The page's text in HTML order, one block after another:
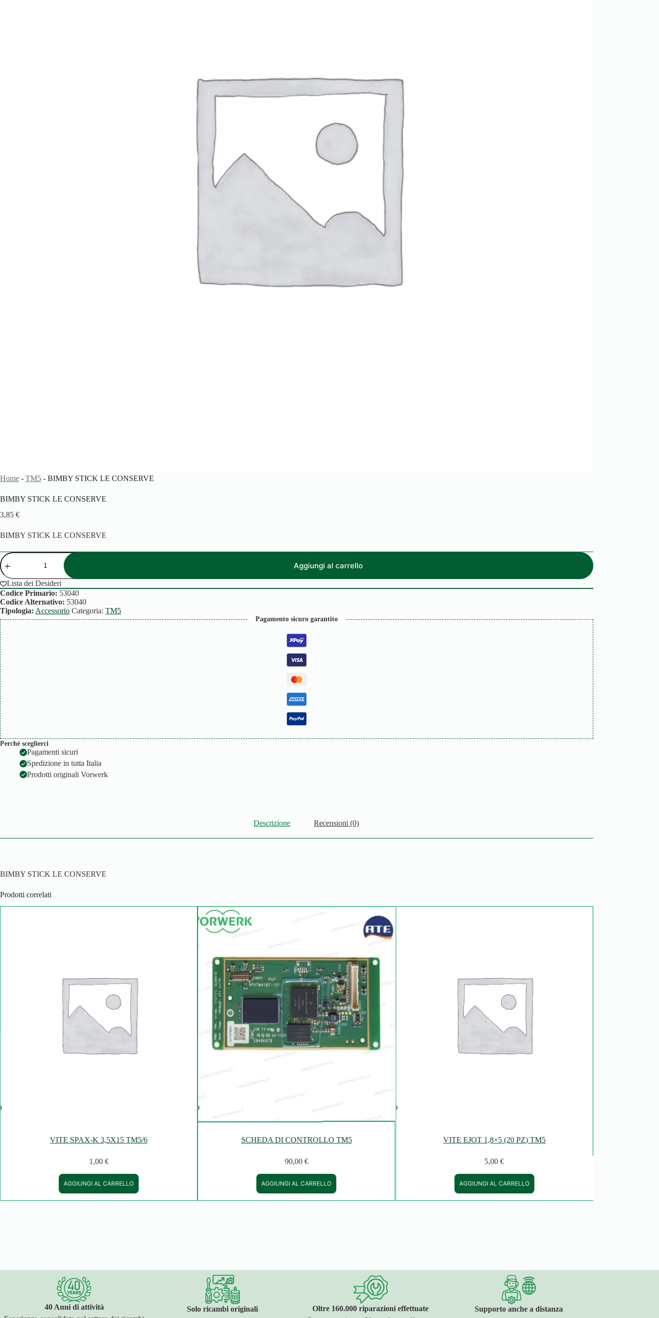
Home - TM5 - BIMBY STICK LE CONSERVE
BIMBY STICK LE CONSERVE
3,85 €
BIMBY STICK LE CONSERVE
BIMBY
STICK
LE
CONSERVE
quantità
Aggiungi al carrello
Lista dei Desideri
Codice Primario: 53040
Codice Alternativo: 53040
Tipologia: Accessorio Categoria: TM5
Pagamento sicuro garantito
Perché sceglierci
Pagamenti sicuri
Spedizione in tutta Italia
Prodotti originali Vorwerk
Descrizione Recensioni (0)
BIMBY STICK LE CONSERVE
Prodotti correlati
VITE SPAX-K 3,5X15 TM5/6
1,00 €
AGGIUNGI AL CARRELLO
SCHEDA DI CONTROLLO TM5
90,00 €
AGGIUNGI AL CARRELLO
VITE EJOT 1,8×5 (20 PZ) TM5
5,00 €
AGGIUNGI AL CARRELLO
40 Anni di attività Solo ricambi originali Oltre 160.000 riparazioni effettuate Supporto anche a distanza